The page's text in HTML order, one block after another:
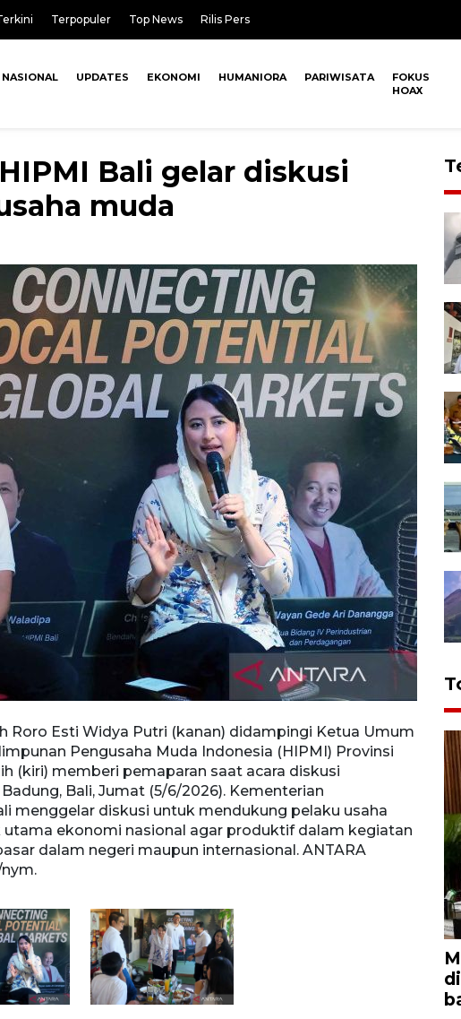
Terpopuler Top News Rilis Pers
NASIONAL UPDATES EKONOMI HUMANIORA PARIWISATA
FOKUS
HOAX
Bali gelar diskusi
muda
Roro Esti Widya Putri (kanan) didampingi Ketua Umum
Pengusaha Muda Indonesia (HIPMI) Provinsi
(kiri) memberi pemaparan saat acara diskusi
Bali, Jumat (5/6/2026). Kementerian
menggelar diskusi untuk mendukung pelaku usaha
ekonomi nasional agar produktif dalam kegiatan
dalam negeri maupun internasional. ANTARA
Bali,